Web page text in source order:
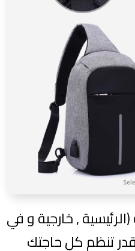
3 سوستة (الرئيسية , خارجية و في
تنظم كل حاجتك